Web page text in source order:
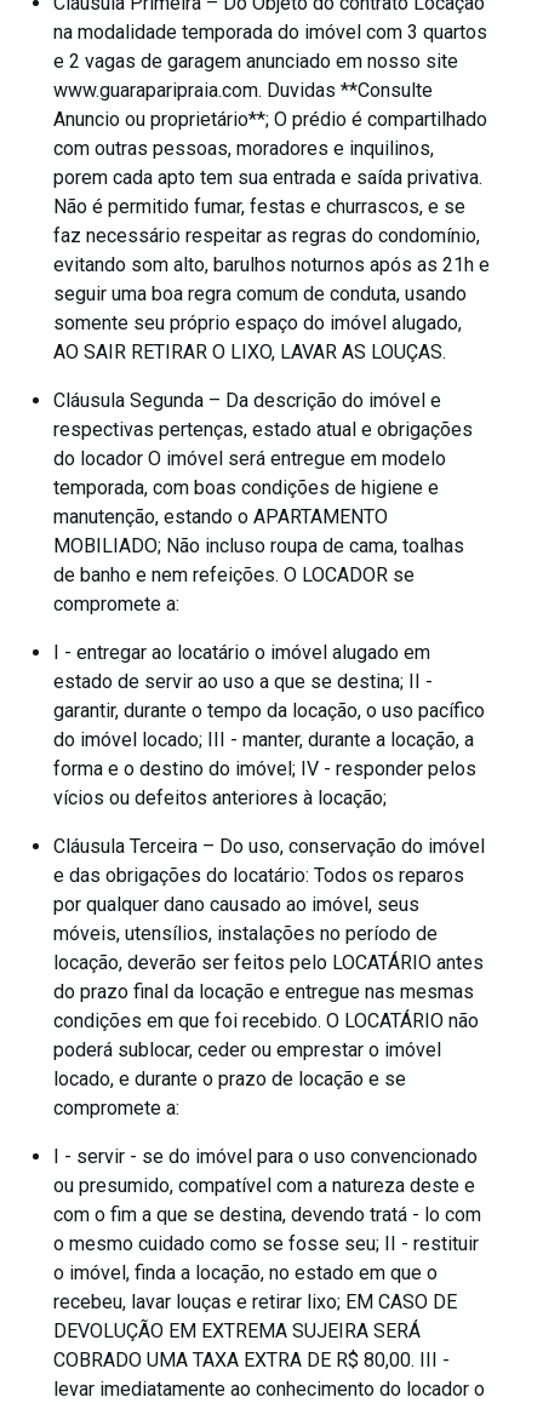
na modalidade temporada do imóvel com 3 quartos
e 2 vagas de garagem anunciado em nosso site
www.guaraparipraia.com. Duvidas **Consulte
Anuncio ou proprietário**; O prédio é compartilhado
com outras pessoas, moradores e inquilinos,
porem cada apto tem sua entrada e saída privativa.
Não é permitido fumar, festas e churrascos, e se
faz necessário respeitar as regras do condomínio,
evitando som alto, barulhos noturnos após as 21h e
seguir uma boa regra comum de conduta, usando
somente seu próprio espaço do imóvel alugado,
AO SAIR RETIRAR O LIXO, LAVAR AS LOUÇAS.
Cláusula Segunda – Da descrição do imóvel e
respectivas pertenças, estado atual e obrigações
do locador O imóvel será entregue em modelo
temporada, com boas condições de higiene e
manutenção, estando o APARTAMENTO
MOBILIADO; Não incluso roupa de cama, toalhas
de banho e nem refeições. O LOCADOR se
compromete a:
I - entregar ao locatário o imóvel alugado em
estado de servir ao uso a que se destina; II -
garantir, durante o tempo da locação, o uso pacífico
do imóvel locado; III - manter, durante a locação, a
forma e o destino do imóvel; IV - responder pelos
vícios ou defeitos anteriores à locação;
Cláusula Terceira – Do uso, conservação do imóvel
e das obrigações do locatário: Todos os reparos
por qualquer dano causado ao imóvel, seus
móveis, utensílios, instalações no período de
locação, deverão ser feitos pelo LOCATÁRIO antes
do prazo final da locação e entregue nas mesmas
condições em que foi recebido. O LOCATÁRIO não
poderá sublocar, ceder ou emprestar o imóvel
locado, e durante o prazo de locação e se
compromete a:
I - servir - se do imóvel para o uso convencionado
ou presumido, compatível com a natureza deste e
com o fim a que se destina, devendo tratá - lo com
o mesmo cuidado como se fosse seu; II - restituir
o imóvel, finda a locação, no estado em que o
recebeu, lavar louças e retirar lixo; EM CASO DE
DEVOLUÇÃO EM EXTREMA SUJEIRA SERÁ
COBRADO UMA TAXA EXTRA DE R$ 80,00. III -
levar imediatamente ao conhecimento do locador o